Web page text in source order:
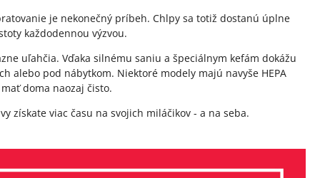
je nekonečný príbeh. Chlpy sa totiž dostanú úplne
každodennou výzvou.
uľahčia. Vďaka silnému saniu a špeciálnym kefám dokážu
alebo pod nábytkom. Niektoré modely majú navyše HEPA
doma naozaj čisto.
získate viac času na svojich miláčikov - a na seba.